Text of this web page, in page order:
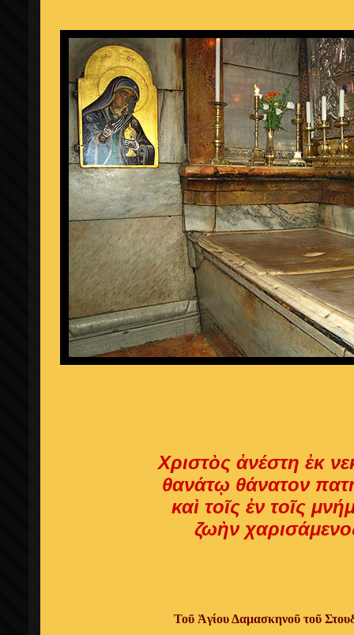
Χριστὸς ἀνέστη ἐκ
θανάτῳ θάνατον
καὶ τοῖς ἐν τοῖς
ζωὴν
Τοῦ Ἁγίου Δαμασκηνοῦ τοῦ